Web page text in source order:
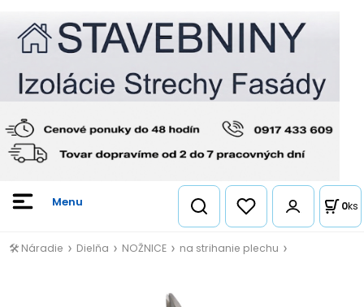
0ks
🛠️ Náradie Dielňa NOŽNICE na strihanie plechu